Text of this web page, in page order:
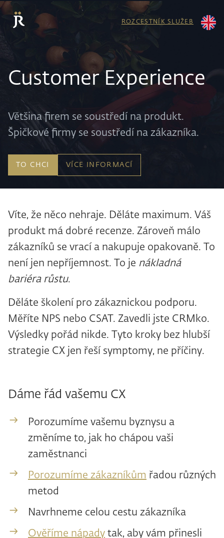
ROZCESTNÍK SLUŽEB
Customer Experience
Většina firem se soustředí na produkt.
Špičkové firmy se soustředí na zákazníka.
TO CHCI VÍCE INFORMACÍ
Víte, že něco nehraje. Děláte maximum. Váš
produkt má dobré recenze. Zároveň málo
zákazníků se vrací a nakupuje opakovaně. To
není jen nepříjemnost. To je nákladná
bariéra růstu.
Děláte školení pro zákaznickou podporu.
Měříte NPS nebo CSAT. Zavedli jste CRMko.
Výsledky pořád nikde. Tyto kroky bez hlubší
strategie CX jen řeší symptomy, ne příčiny.
Dáme řád vašemu CX
Porozumíme vašemu byznysu a
změníme to, jak ho chápou vaši
zaměstnanci
Porozumíme zákazníkům řadou různých
metod
Navrhneme celou cestu zákazníka
Ověříme nápady tak, aby vám přinesli